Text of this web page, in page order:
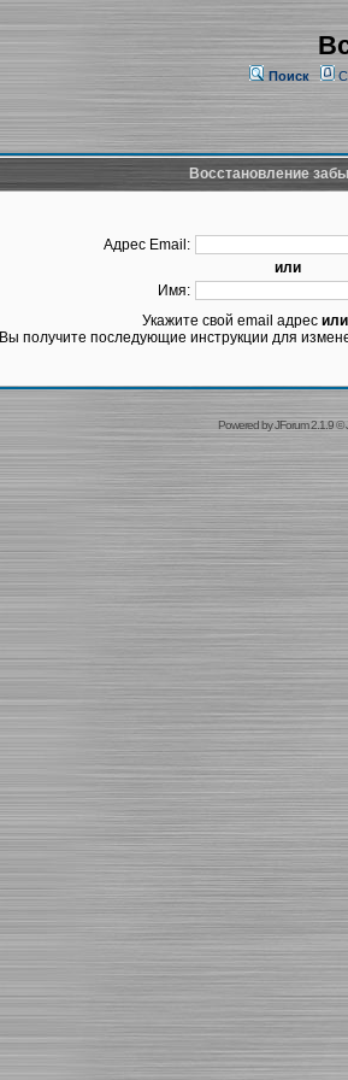
Поиск
Восстановление
Адрес Email:
или
Имя:
Укажите свой email адрес или
Вы получите последующие инструкции для
Powered byJForum 2.1.9©